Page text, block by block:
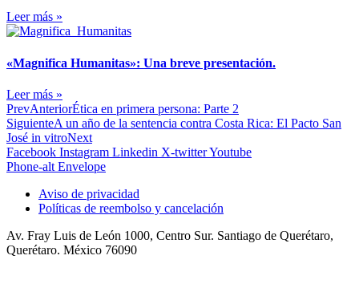
Leer más »
«Magnifica Humanitas»: Una breve presentación.
Leer más »
PrevAnteriorÉtica en primera persona: Parte 2
SiguienteA un año de la sentencia contra Costa Rica: El Pacto San
José in vitroNext
Facebook Instagram Linkedin X-twitterYoutube
Phone-alt Envelope
Aviso de privacidad
Políticas de reembolso y cancelación
Av. Fray Luis de León 1000, Centro Sur. Santiago de Querétaro,
Querétaro. México 76090